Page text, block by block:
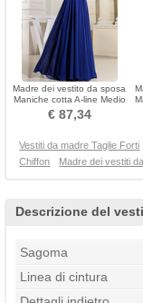
Madre dei vestito da sposa
Maniche cotta A-line Medio
Chiffon
€ 87,34
Vestiti da madre Taglie Forti
Chiffon
Madre dei vestiti
Descrizione del
Sagoma
Linea di cintura